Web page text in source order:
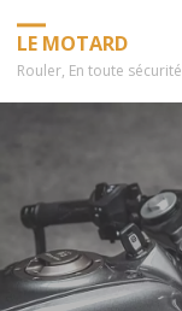
LE MOTARD
Rouler, En toute sécurité